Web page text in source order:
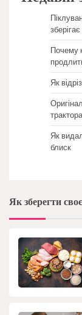
Почему
Як
Як
блиск
Як зберегти